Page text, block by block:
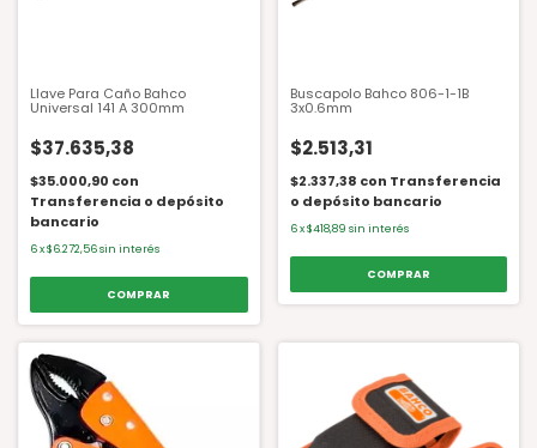
Llave Para Caño Bahco
Universal 141 A 300mm
$37.635,38
$35.000,90 con
Transferencia o depósito
bancario
6x$6.272,56sin interés
Buscapolo Bahco 806-1-1B
3x0.6mm
$2.513,31
$2.337,38 con Transferencia
o depósito bancario
6 x$418,89 sin interés